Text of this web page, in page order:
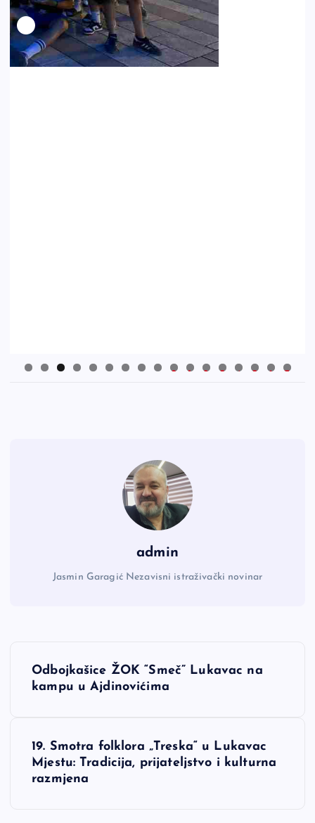
0 1 2 3 4 5 6 7
admin
Jasmin Garagić Nezavisni istraživački novinar
Odbojkašice ŽOK “Smeč” Lukavac na
kampu u Ajdinovićima
19. Smotra folklora „Treska“ u Lukavac
Mjestu: Tradicija, prijateljstvo i kulturna
razmjena